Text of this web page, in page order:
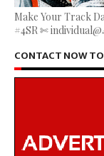
Make Your Track
#4SR ✄
CONTACT NOW